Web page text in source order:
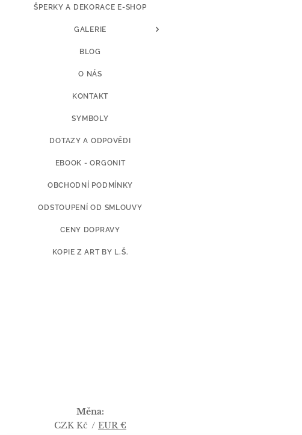
ŠPERKY A DEKORACE E-SHOP
GALERIE
BLOG
O NÁS
KONTAKT
SYMBOLY
DOTAZY A ODPOVĚDI
EBOOK - ORGONIT
OBCHODNÍ PODMÍNKY
ODSTOUPENÍ OD SMLOUVY
CENY DOPRAVY
KOPIE Z ART BY L.Š.
Měna
CZK Kč
EUR €